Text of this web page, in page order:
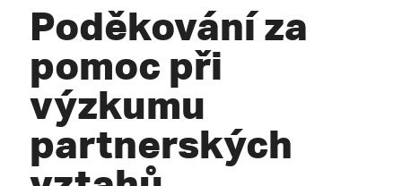
Poděkování za
pomoc při
výzkumu
partnerských